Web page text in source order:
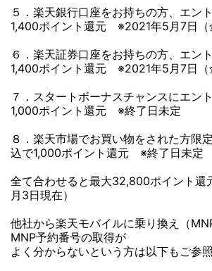
５．楽天銀行口座をお持ちの方、エン
1,400ポイント還元 ※2021年5月7日（
６．楽天証券口座をお持ちの方、エン
1,400ポイント還元 ※2021年5月7日（
７．スタートボーナスチャンスにエン
1,000ポイント還元 ※終了日未定
８．楽天市場でお買い物をされた方限
込で1,000ポイント還元 ※終了日未定
全て合わせると最大32,800ポイント還
月3日現在）
他社から楽天モバイルに乗り換え（
MNP予約番号の取得が
よく分からないという方は以下もご参照